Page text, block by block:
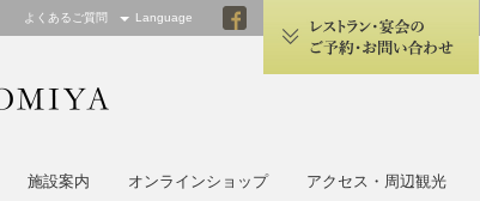
よくあるご質問 Language
施設案内 オンラインショップ アクセス・周辺観光